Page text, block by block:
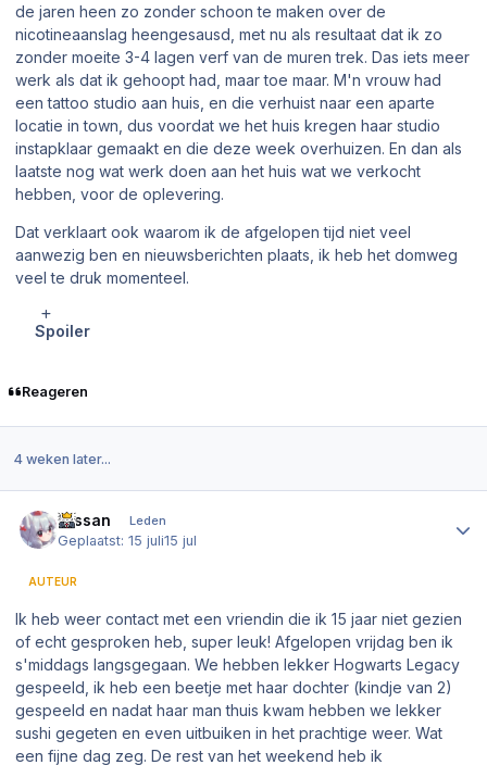
de jaren heen zo zonder schoon te maken over de
nicotineaanslag heengesausd, met nu als resultaat dat ik zo
zonder moeite 3-4 lagen verf van de muren trek. Das iets meer
werk als dat ik gehoopt had, maar toe maar. M'n vrouw had
een tattoo studio aan huis, en die verhuist naar een aparte
locatie in town, dus voordat we het huis kregen haar studio
instapklaar gemaakt en die deze week overhuizen. En dan als
laatste nog wat werk doen aan het huis wat we verkocht
hebben, voor de oplevering.
Dat verklaart ook waarom ik de afgelopen tijd niet veel
aanwezig ben en nieuwsberichten plaats, ik heb het domweg
veel te druk momenteel.
Spoiler
Reageren
4 weken later...
Nissan Leden
Geplaatst:15 juli15 jul
AUTEUR
Ik heb weer contact met een vriendin die ik 15 jaar niet gezien
of echt gesproken heb, super leuk! Afgelopen vrijdag ben ik
s'middags langsgegaan. We hebben lekker Hogwarts Legacy
gespeeld, ik heb een beetje met haar dochter (kindje van 2)
gespeeld en nadat haar man thuis kwam hebben we lekker
sushi gegeten en even uitbuiken in het prachtige weer. Wat
een fijne dag zeg. De rest van het weekend heb ik